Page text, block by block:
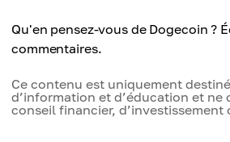
Qu'en pensez-vous de Dogecoin ?
commentaires.
Ce contenu est uniquement
d’information et d’éducation et ne
conseil financier, d’investissement